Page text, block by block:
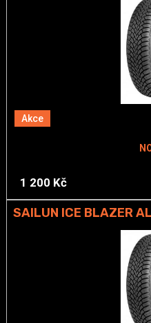
Akce
1 200 Kč
SAILUN ICE BLAZER